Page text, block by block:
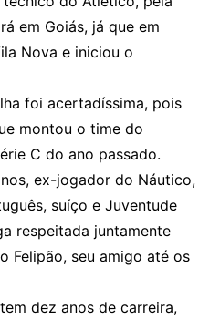
em Goiás, já que em
Nova e iniciou o
foi acertadíssima, pois
montou o time do
C do ano passado.
ex-jogador do Náutico,
suíço e Juventude
respeitada juntamente
Felipão, seu amigo até os
dez anos de carreira,